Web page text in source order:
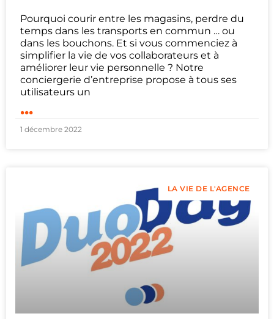
Pourquoi courir entre les magasins, perdre du
temps dans les transports en commun … ou
dans les bouchons. Et si vous commenciez à
simplifier la vie de vos collaborateurs et à
améliorer leur vie personnelle ? Notre
conciergerie d’entreprise propose à tous ses
utilisateurs un
...
1 décembre 2022
LA VIE DE L'AGENCE